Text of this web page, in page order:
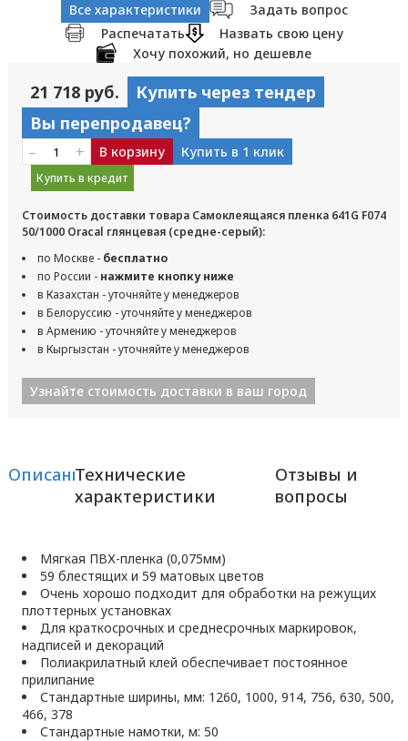
Все характеристики
Задать вопрос
Распечатать
Назвать свою цену
Хочу похожий, но дешевле
21 718 руб.
Купить через тендер
Вы перепродавец?
– + В корзину Купить в 1 клик
Купить в кредит
Стоимость доставки товара Самоклеящаяся пленка 641G F074
50/1000 Oracal глянцевая (средне-серый):
по Москве - бесплатно
по России - нажмите кнопку ниже
в Казахстан - уточняйте у менеджеров
в Белоруссию - уточняйте у менеджеров
в Армению - уточняйте у менеджеров
в Кыргызстан - уточняйте у менеджеров
Узнайте стоимость доставки в ваш город
ОписаниеТехнические
характеристики
Отзывы и
вопросы
Мягкая ПВХ-пленка (0,075мм)
59 блестящих и 59 матовых цветов
Очень хорошо подходит для обработки на режущих
плоттерных установках
Для краткосрочных и среднесрочных маркировок,
надписей и декораций
Полиакрилатный клей обеспечивает постоянное
прилипание
Стандартные ширины, мм: 1260, 1000, 914, 756, 630, 500,
466, 378
Стандартные намотки, м: 50